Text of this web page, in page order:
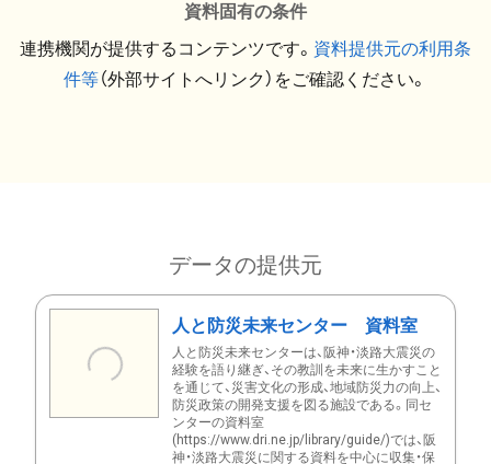
資料固有の条件
連携機関が提供するコンテンツです。 資料提供元の利用条
件等（外部サイトへリンク）をご確認ください。
データの提供元
人と防災未来センター 資料室
人と防災未来センターは、阪神・淡路大震災の
経験を語り継ぎ、その教訓を未来に生かすこと
を通じて、災害文化の形成、地域防災力の向上、
防災政策の開発支援を図る施設である。同セ
ンターの資料室
(https://www.dri.ne.jp/library/guide/)では、阪
神・淡路大震災に関する資料を中心に収集・保